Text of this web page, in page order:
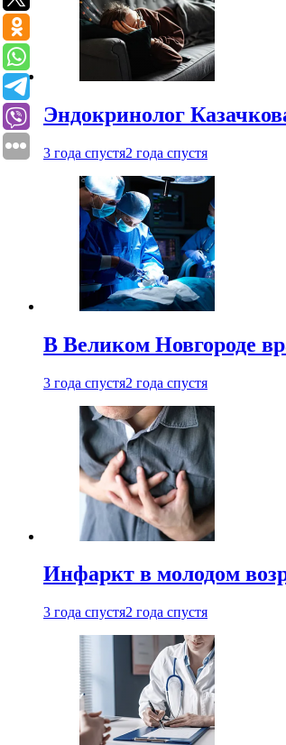
Эндокринолог
3 года спустя2 года спустя
В Великом Новгороде
3 года спустя2 года спустя
Инфаркт в молодом
3 года спустя2 года спустя